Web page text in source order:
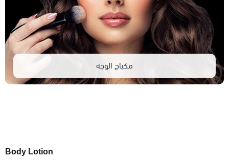
مكياج الوجه
Body Lotion